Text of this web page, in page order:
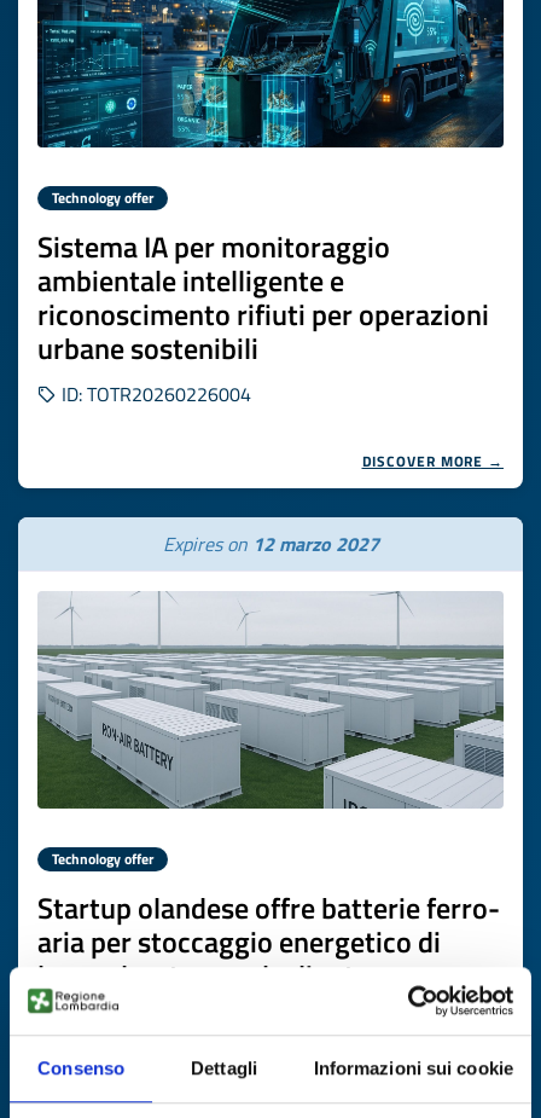
Consenso Dettagli Informazioni sui cookie
Technology offer
Sistema IA per monitoraggio
ambientale intelligente e
riconoscimento rifiuti per operazioni
urbane sostenibili
ID: TOTR20260226004
DISCOVER MORE →
Expires on 12 marzo 2027
Technology offer
Startup olandese offre batterie ferro-
aria per stoccaggio energetico di
lunga durata a scala di rete
ID: TONL20260203010